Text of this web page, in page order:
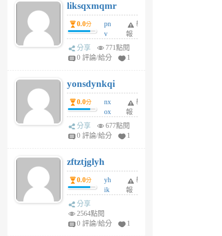
6
個
月
前
liksqxmqmr
0.0分
pn
v
wt
sv
6
個
月
前
舉
報
分享
771點閱
0 評論/給分
1
yonsdynkqi
0.0分
nx
ox
rh
pe
月
前
舉
報
分享
677點閱
0 評論/給分
1
zftztjglyh
0.0分
yh
ik
tu
舉
報
分享
2564點閱
0 評論/給分
1